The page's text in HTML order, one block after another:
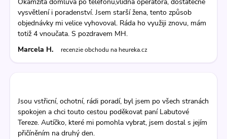
vysvětlení i poradenství. Jsem starší žena, tento způsob
objednávky mi velice vyhovoval. Ráda ho využiji znovu, mám
totiž 4 vnoučata. S pozdravem MH.
Marcela H.
recenzie obchodu na heureka.cz
Jsou vstřicní, ochotní, rádi poradí, byl jsem po všech stranách
spokojen a chci touto cestou poděkovat paní Labutové
Tereze. Autíčko, které mi pomohla vybrat, jsem dostal s jejím
přičíněním na druhý den.